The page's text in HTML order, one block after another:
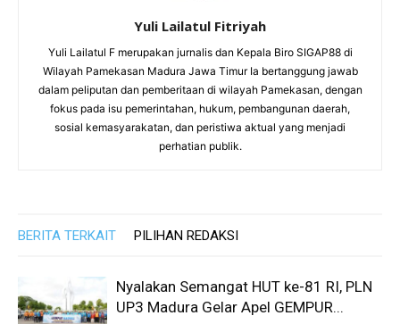
Yuli Lailatul Fitriyah
Yuli Lailatul F merupakan jurnalis dan Kepala Biro SIGAP88 di
Wilayah Pamekasan Madura Jawa Timur Ia bertanggung jawab
dalam peliputan dan pemberitaan di wilayah Pamekasan, dengan
fokus pada isu pemerintahan, hukum, pembangunan daerah,
sosial kemasyarakatan, dan peristiwa aktual yang menjadi
perhatian publik.
BERITA TERKAIT PILIHAN REDAKSI
Nyalakan Semangat HUT ke-81 RI, PLN
UP3 Madura Gelar Apel GEMPUR...